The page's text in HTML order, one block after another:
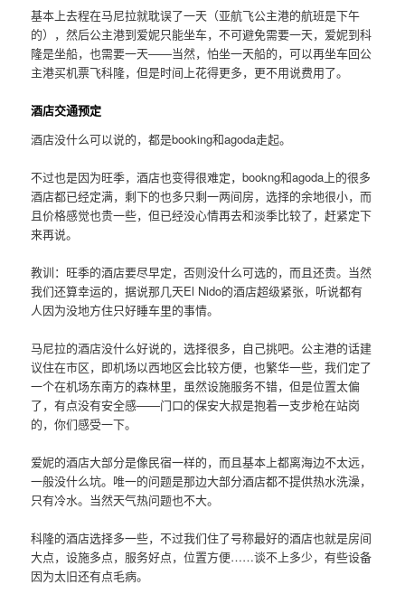
基本上去程在马尼拉就耽误了一天（亚航飞公主港的航班是下午
的），然后公主港到爱妮只能坐车，不可避免需要一天，爱妮到科
隆是坐船，也需要一天——当然，怕坐一天船的，可以再坐车回公
主港买机票飞科隆，但是时间上花得更多，更不用说费用了。
酒店交通预定
酒店没什么可以说的，都是booking和agoda走起。
不过也是因为旺季，酒店也变得很难定，bookng和agoda上的很多
酒店都已经定满，剩下的也多只剩一两间房，选择的余地很小，而
且价格感觉也贵一些，但已经没心情再去和淡季比较了，赶紧定下
来再说。
教训：旺季的酒店要尽早定，否则没什么可选的，而且还贵。当然
我们还算幸运的，据说那几天El Nido的酒店超级紧张，听说都有
人因为没地方住只好睡车里的事情。
马尼拉的酒店没什么好说的，选择很多，自己挑吧。公主港的话建
议住在市区，即机场以西地区会比较方便，也繁华一些，我们定了
一个在机场东南方的森林里，虽然设施服务不错，但是位置太偏
了，有点没有安全感——门口的保安大叔是抱着一支步枪在站岗
的，你们感受一下。
爱妮的酒店大部分是像民宿一样的，而且基本上都离海边不太远，
一般没什么坑。唯一的问题是那边大部分酒店都不提供热水洗澡，
只有冷水。当然天气热问题也不大。
科隆的酒店选择多一些，不过我们住了号称最好的酒店也就是房间
大点，设施多点，服务好点，位置方便……谈不上多少，有些设备
因为太旧还有点毛病。